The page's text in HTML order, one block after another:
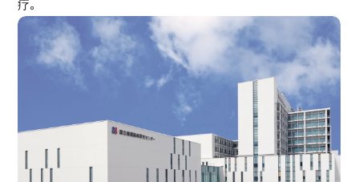
面向国际患者
关于日本医疗
医疗项目检索
按部位・疾病搜索
按检查・术式・
疗。